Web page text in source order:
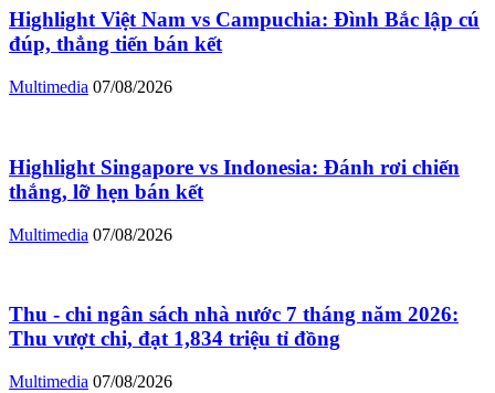
Highlight Việt Nam vs Campuchia: Đình Bắc lập cú
đúp, thẳng tiến bán kết
Multimedia 07/08/2026
Highlight Singapore vs Indonesia: Đánh rơi chiến
thắng, lỡ hẹn bán kết
Multimedia 07/08/2026
Thu - chi ngân sách nhà nước 7 tháng năm 2026:
Thu vượt chi, đạt 1,834 triệu tỉ đồng
Multimedia 07/08/2026